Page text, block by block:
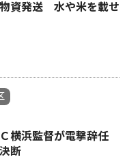
資発送 水や米を載せ
横浜監督が電撃辞任
断